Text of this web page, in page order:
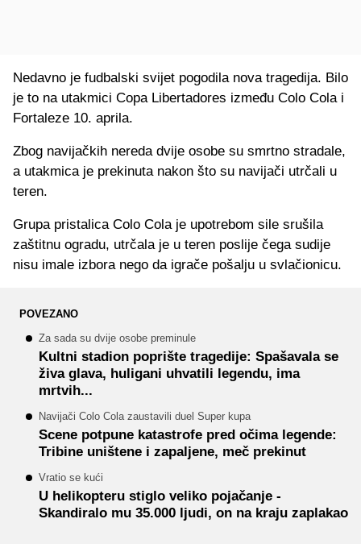
Nedavno je fudbalski svijet pogodila nova tragedija. Bilo
je to na utakmici Copa Libertadores između Colo Cola i
Fortaleze 10. aprila.
Zbog navijačkih nereda dvije osobe su smrtno stradale,
a utakmica je prekinuta nakon što su navijači utrčali u
teren.
Grupa pristalica Colo Cola je upotrebom sile srušila
zaštitnu ogradu, utrčala je u teren poslije čega sudije
nisu imale izbora nego da igrače pošalju u svlačionicu.
POVEZANO
Za sada su dvije osobe preminule
Kultni stadion poprište tragedije: Spašavala se
živa glava, huligani uhvatili legendu, ima
mrtvih...
Navijači Colo Cola zaustavili duel Super kupa
Scene potpune katastrofe pred očima legende:
Tribine uništene i zapaljene, meč prekinut
Vratio se kući
U helikopteru stiglo veliko pojačanje -
Skandiralo mu 35.000 ljudi, on na kraju zaplakao